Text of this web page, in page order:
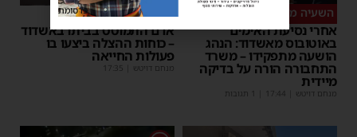
השעיה מיידית
אחרי נסיעת האימים
באוטובוס מאשדוד: הנהג
הושעה מתפקידו – משרד
התחבורה הורה על בדיקה
מיידית
מנחם דויטש |
17:44 | 1 תגובות
ליבו שב לפעום
אדם התמוטט בביתו באשדוד
– כוחות ההצלה ביצעו בו
פעולות החייאה
מנחם דויטש |
17:35
פרסומת